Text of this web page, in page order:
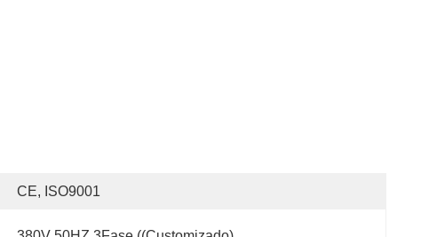
CE, ISO9001